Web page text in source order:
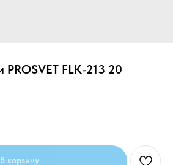
FLK-213 20
В корзину